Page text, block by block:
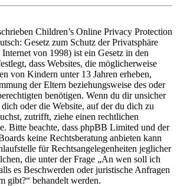
Children’s Online Privacy Protection
Gesetz zum Schutz der Privatsphäre
von 1998) ist ein Gesetz in den
dass Websites, die möglicherweise
von Kindern unter 13 Jahren erheben,
der Eltern beziehungsweise des oder
benötigen. Wenn du dir unsicher
oder die Website, auf der du dich zu
zutrifft, ziehe einen rechtlichen
Bitte beachte, dass phpBB Limited und der
keine Rechtsberatung anbieten kann
für Rechtsangelegenheiten jeglicher
die unter der Frage „An wen soll ich
es Beschwerden oder juristische Anfragen
gibt?“ behandelt werden.